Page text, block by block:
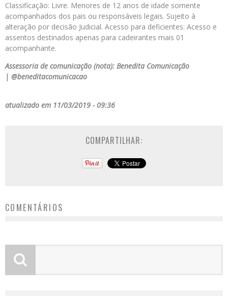
Classificação: Livre. Menores de 12 anos de idade somente
acompanhados dos pais ou responsáveis legais. Sujeito à
alteração por decisão Judicial. Acesso para deficientes: Acesso e
assentos destinados apenas para cadeirantes mais 01
acompanhante.
Assessoria de comunicação (nota): Benedita Comunicação
| @beneditacomunicacao
atualizado em 11/03/2019 - 09:36
COMPARTILHAR:
COMENTÁRIOS